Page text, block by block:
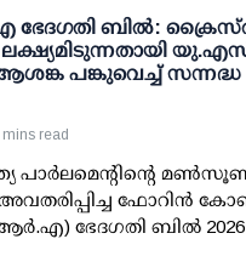
ബില്‍:
പങ്കുവെച്ച് സന്നദ്ധ
read
പാര്‍ലമെന്റിന്റെ
ഫോറിന്‍
ഭേദഗതി ബില്‍